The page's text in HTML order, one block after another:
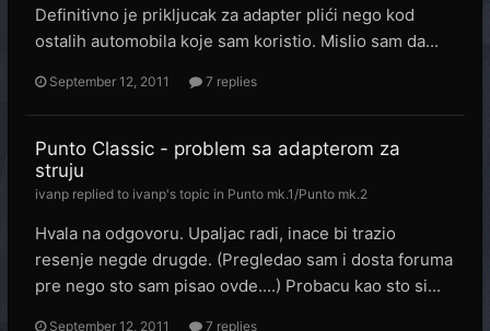
Definitivno je prikljucak za adapter plići nego kod
ostalih automobila koje sam koristio. Mislio sam da...
September 12, 2011 7 replies
Punto Classic - problem sa adapterom za
struju
ivanp replied to ivanp's topic in Punto mk.1/Punto mk.2
Hvala na odgovoru. Upaljac radi, inace bi trazio
resenje negde drugde. (Pregledao sam i dosta foruma
pre nego sto sam pisao ovde....) Probacu kao sto si...
September 12, 2011 7 replies